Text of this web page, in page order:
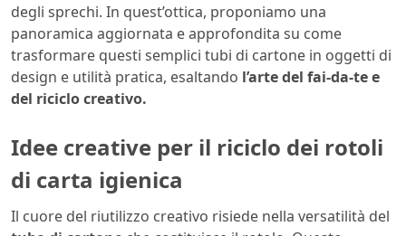
degli sprechi. In quest’ottica, proponiamo una
panoramica aggiornata e approfondita su come
trasformare questi semplici tubi di cartone in oggetti di
design e utilità pratica, esaltando l’arte del fai-da-te e
del riciclo creativo.
Idee creative per il riciclo dei rotoli
di carta igienica
Il cuore del riutilizzo creativo risiede nella versatilità del